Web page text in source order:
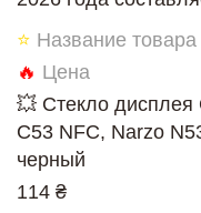
⭐ Название товара
🔥 Цена
💥 Стекло дисплея
C53 NFC, Narzo
черный
114 ₴